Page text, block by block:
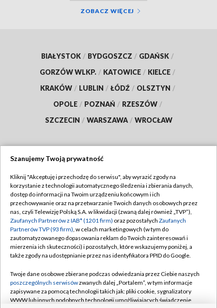
ZOBACZ WIĘCEJ
BIAŁYSTOK / BYDGOSZCZ / GDAŃSK /
GORZÓW WLKP. / KATOWICE / KIELCE /
KRAKÓW / LUBLIN / ŁÓDŹ / OLSZTYN /
OPOLE / POZNAŃ / RZESZÓW /
SZCZECIN / WARSZAWA / WROCŁAW
TVP
Abonament TVP
Emisja w TVP
Centrum informacji TVP
Naziemna Telewizja Cyfrowa
Rada Programowa
System NOS
Regulamin TVP
Polityka prywatności
Moje zgody
Pomoc
Kontakt
Szanujemy Twoją prywatność
Kliknij "Akceptuję i przechodzę do serwisu", aby wyrazić zgody na
korzystanie z technologii automatycznego śledzenia i zbierania danych,
dostęp do informacji na Twoim urządzeniu końcowym i ich
przechowywanie oraz na przetwarzanie Twoich danych osobowych przez
nas, czyli Telewizję Polską S.A. w likwidacji (zwaną dalej również „TVP”),
Zaufanych Partnerów z IAB* (1201 firm) oraz pozostałych Zaufanych
Partnerów TVP (93 firm), w celach marketingowych (w tym do
zautomatyzowanego dopasowania reklam do Twoich zainteresowań i
mierzenia ich skuteczności) i pozostałych, które wskazujemy poniżej, a
także zgody na udostępnianie przez nas identyfikatora PPID do Google.
Twoje dane osobowe zbierane podczas odwiedzania przez Ciebie naszych
poszczególnych serwisówzwanych dalej „Portalem”, w tym informacje
zapisywane za pomocą technologii takich jak: pliki cookie, sygnalizatory
WWW lub innych podobnych technologii umożliwiających świadczenie